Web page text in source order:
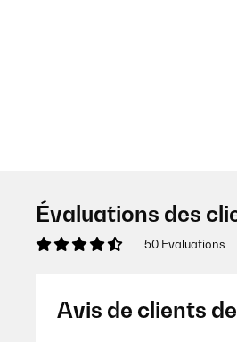
Évaluations des
50 Evaluations
Avis de clients